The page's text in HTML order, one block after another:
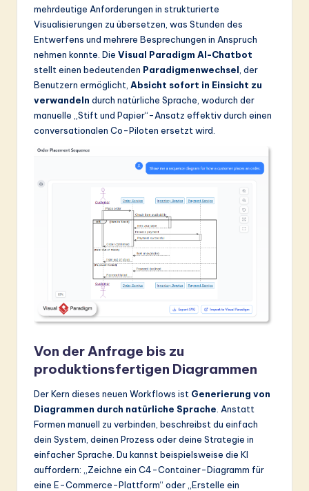
in
A
&
o
ti
o
mehrdeutige Anforderungen in strukturierte
Visualisierungen zu übersetzen, was Stunden des
Entwerfens und mehrere Besprechungen in Anspruch
nehmen konnte. Die Visual Paradigm AI-Chatbot
stellt einen bedeutenden Paradigmenwechsel , der
Benutzern ermöglicht, Absicht sofort in Einsicht zu
verwandeln durch natürliche Sprache, wodurch der
manuelle „Stift und Papier“-Ansatz effektiv durch einen
conversationalen Co-Piloten ersetzt wird.
Von der Anfrage bis zu
produktionsfertigen Diagrammen
Der Kern dieses neuen Workflows ist Generierung von
Diagrammen durch natürliche Sprache . Anstatt
Formen manuell zu verbinden, beschreibst du einfach
dein System, deinen Prozess oder deine Strategie in
einfacher Sprache. Du kannst beispielsweise die KI
auffordern: „Zeichne ein C4-Container-Diagramm für
eine E-Commerce-Plattform“ oder „Erstelle ein